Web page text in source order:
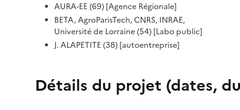
AURA-EE (69) [Agence Régionale]
BETA, AgroParisTech, CNRS, INRAE,
Université de Lorraine (54) [Labo public]
J. ALAPETITE (38) [autoentreprise]
Détails du projet (dates,